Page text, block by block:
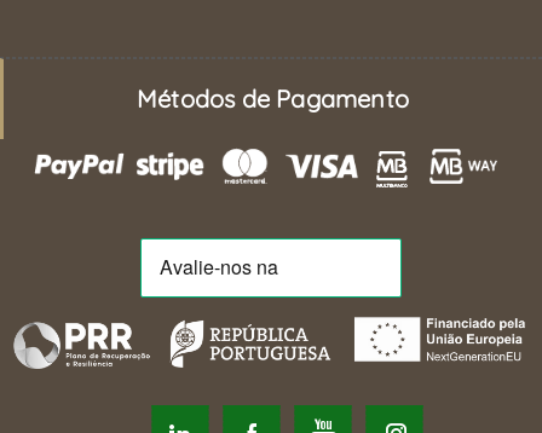
Métodos de Pagamento